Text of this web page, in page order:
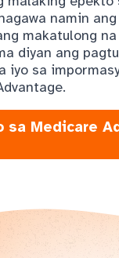
namin
makatulong
diyan ang
iyo sa
sa Medicare